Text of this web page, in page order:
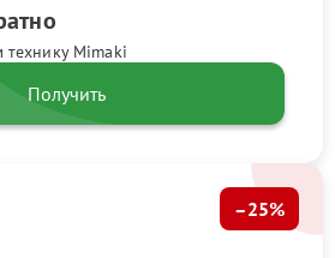
технику Mimaki
Получить
–25%